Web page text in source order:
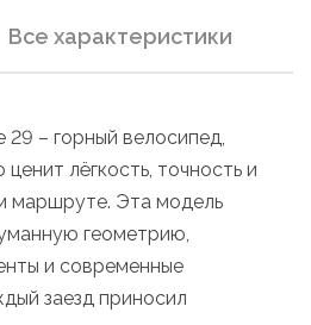
Все характеристики
29 – горный велосипед,
лёгкость, точность и
маршруте. Эта модель
геометрию,
и современные
заезд приносил